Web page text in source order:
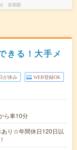
首都圏
きる！大手メ
が休み WEB登録OK
ら車10分
り☆年間休日120日以